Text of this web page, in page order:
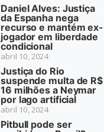
Daniel Alves: Justiça
da Espanha nega
recurso e mantém ex-
jogador em liberdade
condicional
abril 10, 2024
Justiça do Rio
suspende multa de R$
16 milhões a Neymar
por lago artificial
abril 10, 2024
Pitbull pode ser